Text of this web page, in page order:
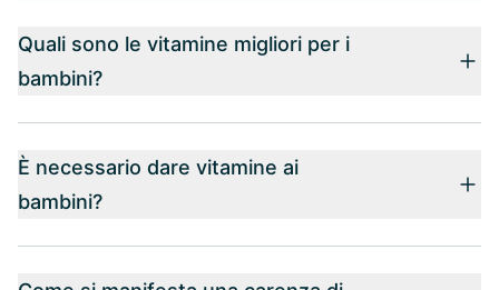
Quali sono le vitamine migliori per i
bambini?
È necessario dare vitamine ai
bambini?